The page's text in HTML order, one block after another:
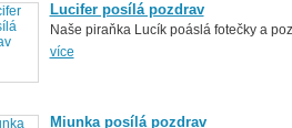
Lucifer posílá pozdrav
Naše piraňka Lucík poáslá fotečky a
více
Miunka posílá pozdrav